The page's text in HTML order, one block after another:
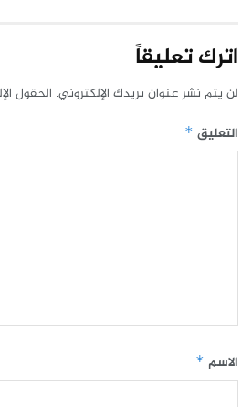
اترك تعليقاً
لن يتم نشر عنوان بريدك الإلكتروني. الحقول
التعليق *
الاسم *